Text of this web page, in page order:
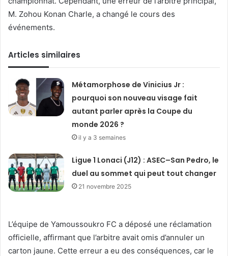
M. Zohou Konan Charle, a changé le cours des
événements.
Articles similaires
Métamorphose de Vinicius Jr :
pourquoi son nouveau visage fait
autant parler après la Coupe du
monde 2026 ?
il y a 3 semaines
Ligue 1 Lonaci (J12) : ASEC–San Pedro, le
duel au sommet qui peut tout changer
21 novembre 2025
L’équipe de Yamoussoukro FC a déposé une réclamation
officielle, affirmant que l’arbitre avait omis d’annuler un
carton jaune. Cette erreur a eu des conséquences, car le